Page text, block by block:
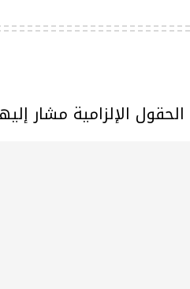
الحقول الإلزامية مشار